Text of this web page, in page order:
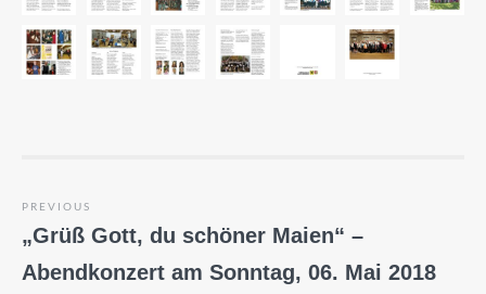
PREVIOUS
Previous
„Grüß Gott, du schöner Maien“ –
Abendkonzert am Sonntag, 06. Mai 2018